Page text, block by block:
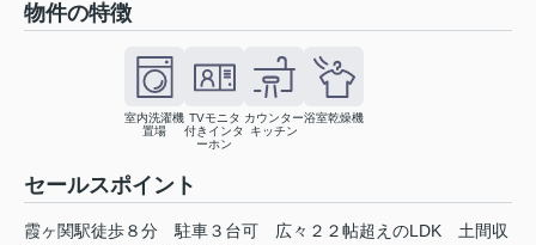
物件の特徴
室内洗濯機
置場
TVモニタ
付きインタ
ーホン
カウンター
キッチン
浴室乾燥機
セールスポイント
霞ヶ関駅徒歩８分 駐車３台可 広々２２帖超えのLDK 土間収